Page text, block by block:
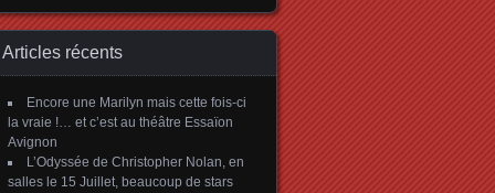
Articles récents
Encore une Marilyn mais cette fois-ci
la vraie !… et c’est au théâtre Essaïon
Avignon
L’Odyssée de Christopher Nolan, en
salles le 15 Juillet, beaucoup de stars